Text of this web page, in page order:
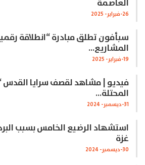
26-فبراير- 2025
سبأفون تطلق مبادرة “انطلاقة
المشاريع…
19-فبراير- 2025
فيديو | مشاهد لقصف سرايا القدس
المحتلة…
31-ديسمبر- 2024
استشهاد الرضيع الخامس بسبب
غزة
30-ديسمبر- 2024